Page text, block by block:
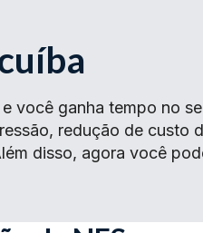
você ganha tempo no
redução de custo
disso, agora você